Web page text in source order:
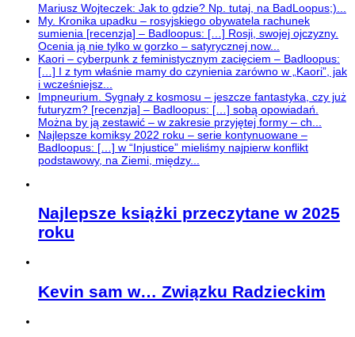
Mariusz Wojteczek: Jak to gdzie? Np. tutaj, na BadLoopus;)...
My. Kronika upadku – rosyjskiego obywatela rachunek
sumienia [recenzja] – Badloopus: […] Rosji, swojej ojczyzny.
Ocenia ją nie tylko w gorzko – satyrycznej now...
Kaori – cyberpunk z feministycznym zacięciem – Badloopus:
[…] I z tym właśnie mamy do czynienia zarówno w „Kaori”, jak
i wcześniejsz...
Impneurium. Sygnały z kosmosu – jeszcze fantastyka, czy już
futuryzm? [recenzja] – Badloopus: […] sobą opowiadań.
Można by ją zestawić – w zakresie przyjętej formy – ch...
Najlepsze komiksy 2022 roku – serie kontynuowane –
Badloopus: […] w “Injustice” mieliśmy najpierw konflikt
podstawowy, na Ziemi, między...
Najlepsze książki przeczytane w 2025
roku
Kevin sam w… Związku Radzieckim